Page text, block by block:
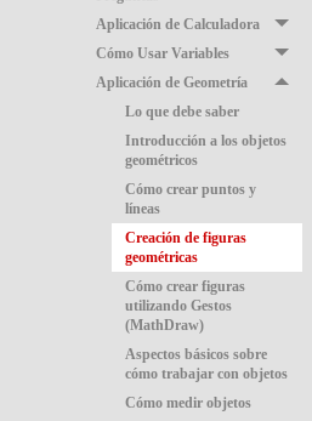
Aplicación de Calculadora
Cómo Usar Variables
Aplicación de Geometría
Lo que debe saber
Introducción a los objetos
geométricos
Cómo crear puntos y
líneas
Creación de figuras
geométricas
Cómo crear figuras
utilizando Gestos
(MathDraw)
Aspectos básicos sobre
cómo trabajar con objetos
Cómo medir objetos